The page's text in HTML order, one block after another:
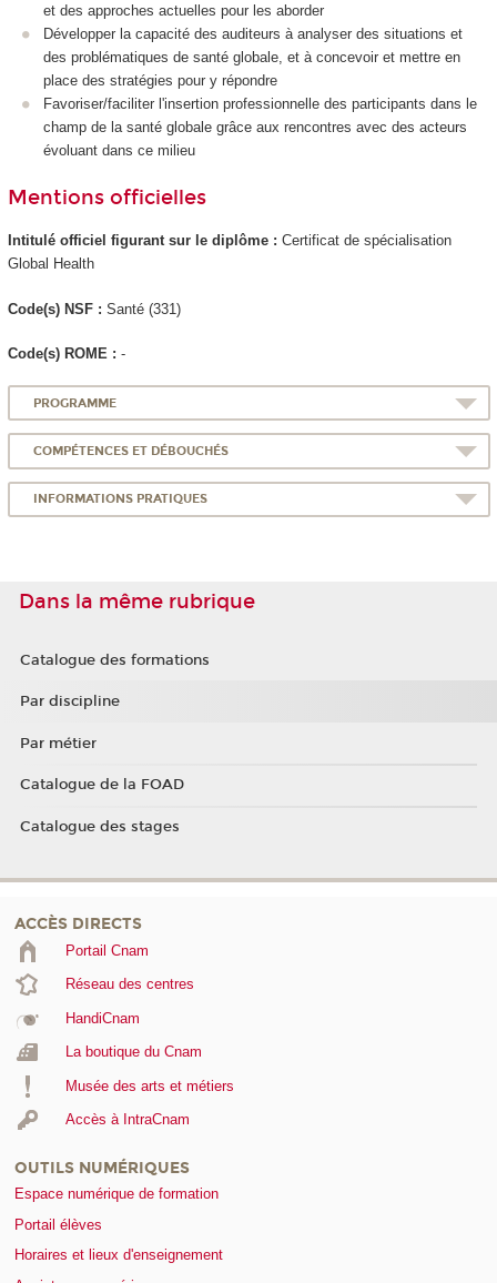
et des approches actuelles pour les aborder
Développer la capacité des auditeurs à analyser des situations et
des problématiques de santé globale, et à concevoir et mettre en
place des stratégies pour y répondre
Favoriser/faciliter l'insertion professionnelle des participants dans le
champ de la santé globale grâce aux rencontres avec des acteurs
évoluant dans ce milieu
Mentions officielles
Intitulé officiel figurant sur le diplôme : Certificat de spécialisation
Global Health
Code(s) NSF : Santé (331)
Code(s) ROME : -
PROGRAMME
COMPÉTENCES ET DÉBOUCHÉS
INFORMATIONS PRATIQUES
Dans la même rubrique
Catalogue des formations
Par discipline
Par métier
Catalogue de la FOAD
Catalogue des stages
ACCÈS DIRECTS
Portail Cnam
Réseau des centres
HandiCnam
La boutique du Cnam
Musée des arts et métiers
Accès à IntraCnam
OUTILS NUMÉRIQUES
Espace numérique de formation
Portail élèves
Horaires et lieux d'enseignement